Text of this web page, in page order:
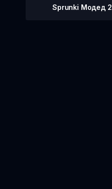
Sprunki Модед 2